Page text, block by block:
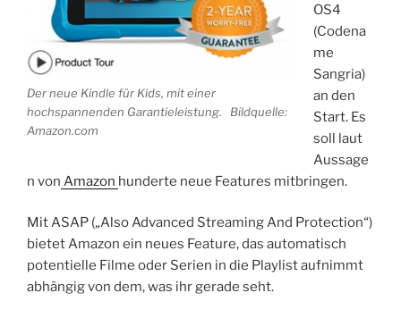
Der neue Kindle für Kids, mit einer
hochspannenden Garantieleistung. Bildquelle:
Amazon.com
OS4
(Codena
me
Sangria)
an den
Start. Es
soll laut
Aussage
n von Amazon hunderte neue Features mitbringen.
Mit ASAP („Also Advanced Streaming And Protection“)
bietet Amazon ein neues Feature, das automatisch
potentielle Filme oder Serien in die Playlist aufnimmt
abhängig von dem, was ihr gerade seht.